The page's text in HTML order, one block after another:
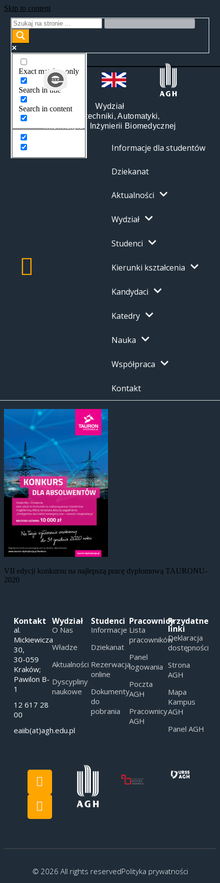
Skip to content
Exact matches only
Search in title
Search in content
Wydział
Elektrotechniki, Automatyki,
Informatyki i Inżynierii Biomedycznej
Informacje dla studentów
Dziekanat
Aktualności
Wydział
Studenci
Kierunki kształcenia
Kandydaci
Katedry
Nauka
Współpraca
Kontakt
VII edycji konkursu na najlepszą pracę dyplomową TAURONU-
2020
Kontakt
al.
Mickiewicza
30,
30-059
Kraków;
Pawilon B-
1
12 617 28
00
eaiib(at)agh.edu.pl
Wydział
O Nas
Władze
Aktualności
Dyscypliny
naukowe
Studenci
Informacje
Dziekanat
Rezerwacja
online
Dokumenty
do
pobrania
Pracownicy
Lista
pracowników
Panel
logowania
Poczta
AGH
Pracownicy
AGH
Przydatne
linki
Deklaracja
dostępności
Strona
AGH
Mapa
Kampus
AGH
Panel AGH
© 2026 All rights reservedPolityka prywatności